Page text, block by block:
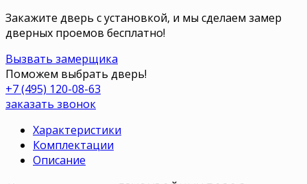
Закажите дверь с установкой, и мы сделаем замер
дверных проемов бесплатно!
Вызвать замерщика
Поможем выбрать дверь!
+7 (495) 120-08-63
заказать звонок
Характеристики
Комплектации
Описание